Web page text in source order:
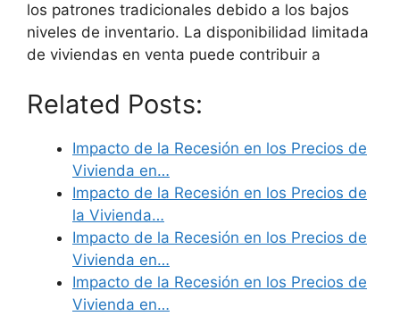
los patrones tradicionales debido a los bajos
niveles de inventario. La disponibilidad limitada
de viviendas en venta puede contribuir a
Related Posts:
Impacto de la Recesión en los Precios de
Vivienda en…
Impacto de la Recesión en los Precios de
la Vivienda…
Impacto de la Recesión en los Precios de
Vivienda en…
Impacto de la Recesión en los Precios de
Vivienda en…